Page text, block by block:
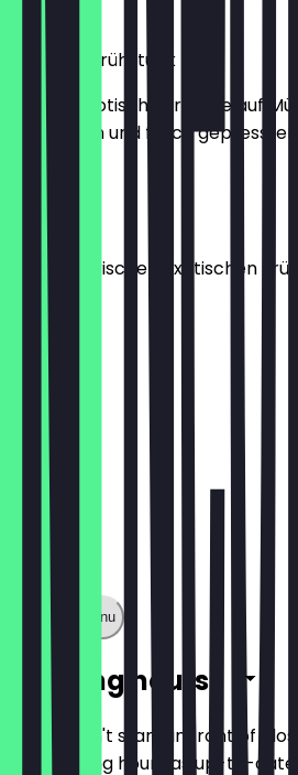
€15.90
Wellness Frühstück
Frische exotische Früchte auf
Hafermilch und frisch
€9.90
Müsliteller
Müsli mit frischen exotischen
€6.50
Show full menu
Opening hours
So you don't stand in front of
the opening hours as up-to-date